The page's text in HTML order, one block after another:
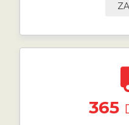
365